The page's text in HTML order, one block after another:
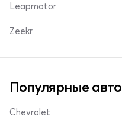
Leapmotor
Zeekr
Популярные
Chevrolet